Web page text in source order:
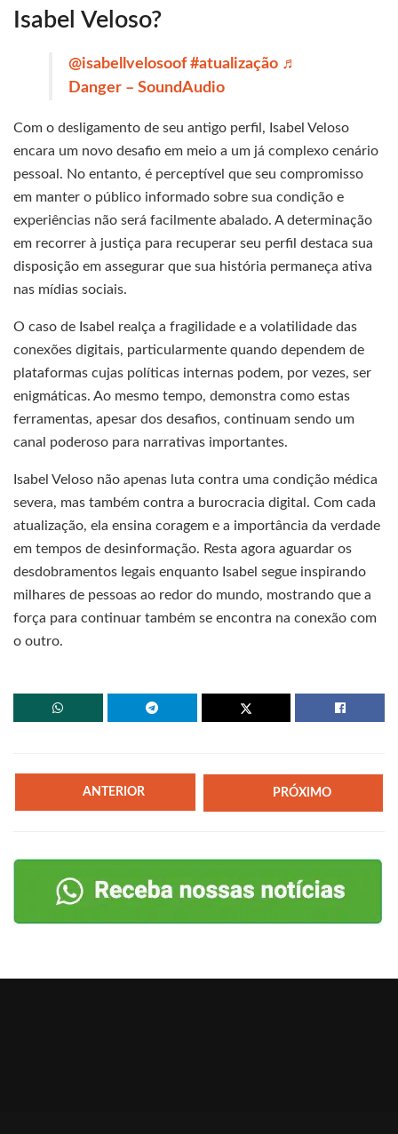
Isabel Veloso?
@isabellvelosoof #atualização ♬
Danger – SoundAudio
Com o desligamento de seu antigo perfil, Isabel Veloso
encara um novo desafio em meio a um já complexo cenário
pessoal. No entanto, é perceptível que seu compromisso
em manter o público informado sobre sua condição e
experiências não será facilmente abalado. A determinação
em recorrer à justiça para recuperar seu perfil destaca sua
disposição em assegurar que sua história permaneça ativa
nas mídias sociais.
O caso de Isabel realça a fragilidade e a volatilidade das
conexões digitais, particularmente quando dependem de
plataformas cujas políticas internas podem, por vezes, ser
enigmáticas. Ao mesmo tempo, demonstra como estas
ferramentas, apesar dos desafios, continuam sendo um
canal poderoso para narrativas importantes.
Isabel Veloso não apenas luta contra uma condição médica
severa, mas também contra a burocracia digital. Com cada
atualização, ela ensina coragem e a importância da verdade
em tempos de desinformação. Resta agora aguardar os
desdobramentos legais enquanto Isabel segue inspirando
milhares de pessoas ao redor do mundo, mostrando que a
força para continuar também se encontra na conexão com
o outro.
ANTERIOR PRÓXIMO